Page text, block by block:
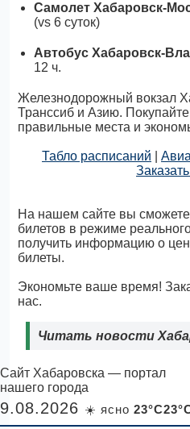
Самолет Хабаровск-
(vs 6 суток)
Автобус Хабаровск-
12 ч.
Железнодорожный вокзал
Транссиб и Азию.
правильные места и
Табло расписаний
На нашем сайте вы
билетов в режиме
получить информацию о
билеты.
Экономьте ваше время!
нас.
Читать новости
Сайт Хабаровска — портал
нашего города
9.08.2026 ☀️ ясно